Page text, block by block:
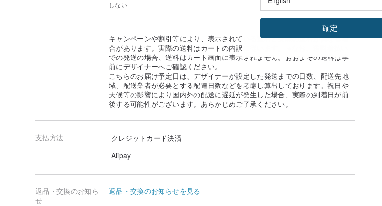
しない
キャンペーンや割引等により、表示されている送料と実際の送料が異なる場
合があります。実際の送料はカートの内訳に従います。 ※なお、送料着払い
での発送の場合、送料はカート画面に表示されません。おおよその送料は事
前にデザイナーへご確認ください。
こちらのお届け予定日は、デザイナーが設定した発送までの日数、配送先地
域、配送業者が必要とする配達日数などを考慮し算出しております。祝日や
天候等の影響により国内外の配送に遅延が発生した場合、実際の到着日が前
後する可能性がございます。あらかじめご了承ください。
支払方法
クレジットカード決済
Alipay
返品・交換のお知ら
せ
返品・交換のお知らせを見る
確定